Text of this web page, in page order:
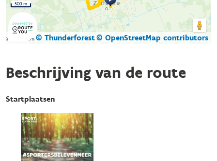
Kaartgegevens © Thunderforest© OpenStreetMap contributors
500 m
Beschrijving van de route
Startplaatsen